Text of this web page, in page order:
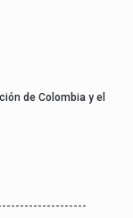
de Colombia y el